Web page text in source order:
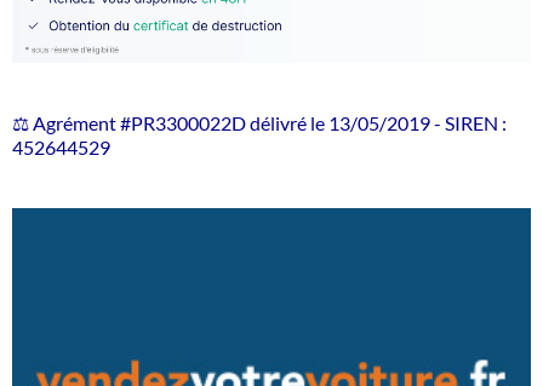
⚖️ Agrément #PR3300022D délivré le 13/05/2019 - SIREN :
452644529